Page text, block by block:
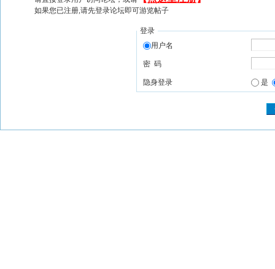
如果您已注册,请先登录论坛即可游览帖子
登录
用户名
密 码
隐身登录 是